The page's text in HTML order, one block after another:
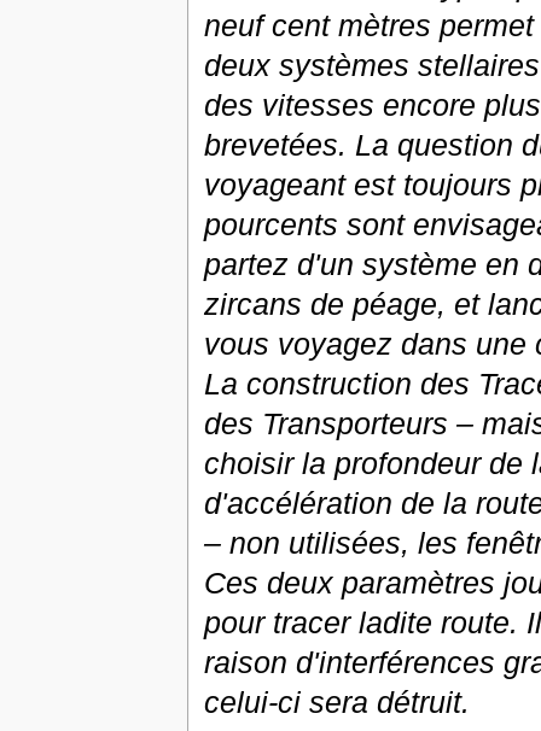
neuf cent mètres
deux systèmes
des vitesses encore
brevetées. La question
voyageant est toujours
pourcents sont
partez d'un système en
zircans de péage, et
vous voyagez dans une
La construction des
des Transporteurs –
choisir la profondeur de
d'accélération de la
– non utilisées, les
Ces deux paramètres
pour tracer ladite route.
raison d'interférences
celui-ci sera détruit.